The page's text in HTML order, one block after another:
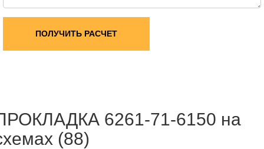
ПОЛУЧИТЬ РАСЧЕТ
6261-71-6150 на
(88)